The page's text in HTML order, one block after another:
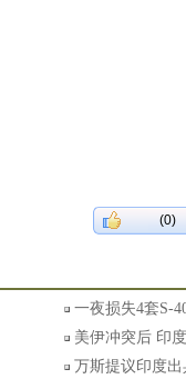
(0)
一夜损失4套S-
美伊冲突后 印
万斯提议印度